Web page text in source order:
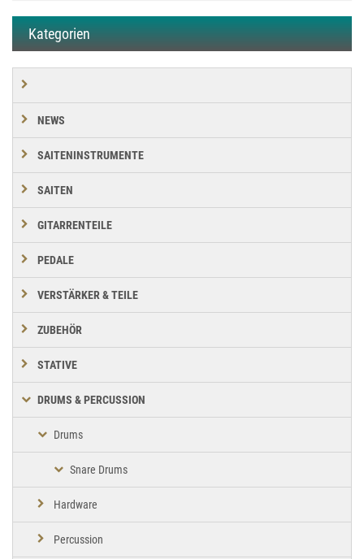
Kategorien
NEWS
SAITENINSTRUMENTE
SAITEN
GITARRENTEILE
PEDALE
VERSTÄRKER & TEILE
ZUBEHÖR
STATIVE
DRUMS & PERCUSSION
Drums
Snare Drums
Hardware
Percussion